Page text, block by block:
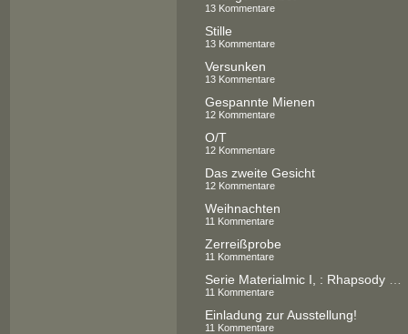
13 Kommentare
Stille
13 Kommentare
Versunken
13 Kommentare
Gespannte Mienen
12 Kommentare
O/T
12 Kommentare
Das zweite Gesicht
12 Kommentare
Weihnachten
11 Kommentare
Zerreißprobe
11 Kommentare
11 Kommentare
Einladung zur Ausstellung!
11 Kommentare